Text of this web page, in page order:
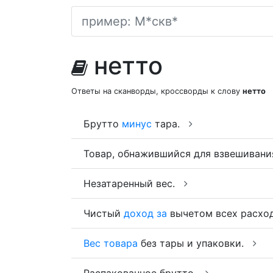
нетто
Ответы на сканворды, кроссворды к слову нетто
Брутто минус тара.
Товар, обнажившийся для
Незатаренный вес.
Чистый доход за вычетом всех
Вес товара без тары и упаковки.